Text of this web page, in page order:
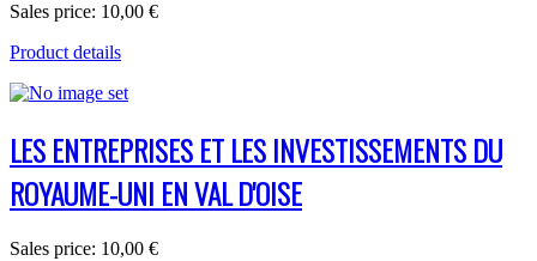
Sales price: 10,00 €
Product details
LES ENTREPRISES ET LES INVESTISSEMENTS DU
ROYAUME-UNI EN VAL D'OISE
Sales price: 10,00 €